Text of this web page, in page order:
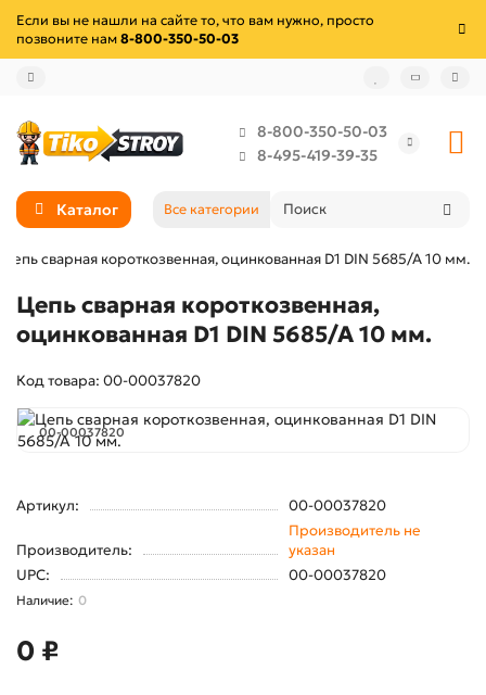
Если вы не нашли на сайте то, что вам нужно, просто
позвоните нам 8-800-350-50-03
8-800-350-50-03
8-495-419-39-35
Каталог Все категории
Цепь сварная короткозвенная, оцинкованная D1 DIN 5685/A 10 мм.
Цепь сварная короткозвенная,
оцинкованная D1 DIN 5685/A 10 мм.
Код товара: 00-00037820
00-00037820
Артикул: 00-00037820
Производитель:
Производитель не
указан
UPC:
00-00037820
0
0 ₽